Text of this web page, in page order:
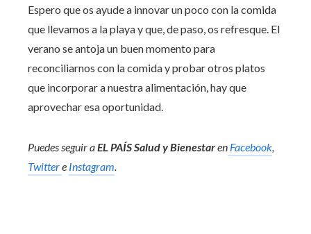
Espero que os ayude a innovar un poco con la comida
que llevamos a la playa y que, de paso, os refresque. El
verano se antoja un buen momento para
reconciliarnos con la comida y probar otros platos
que incorporar a nuestra alimentación, hay que
aprovechar esa oportunidad.
Puedes seguir aEL PAÍS Salud y Bienestaren Facebook,
Twittere Instagram.